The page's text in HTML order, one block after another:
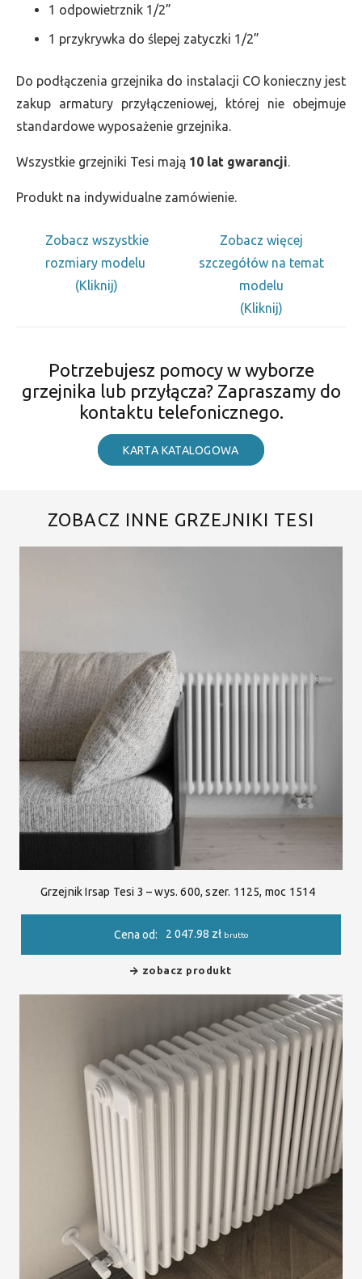
1 odpowietrznik 1/2”
1 przykrywka do ślepej zatyczki 1/2”
Do podłączenia grzejnika do instalacji CO konieczny jest
zakup armatury przyłączeniowej, której nie obejmuje
standardowe wyposażenie grzejnika.
Wszystkie grzejniki Tesi mają 10 lat gwarancji.
Produkt na indywidualne zamówienie.
Zobacz wszystkie
rozmiary modelu
(Kliknij)
Zobacz więcej
szczegółów na temat
modelu
(Kliknij)
Potrzebujesz pomocy w wyborze
grzejnika lub przyłącza? Zapraszamy do
kontaktu telefonicznego.
KARTA KATALOGOWA
ZOBACZ INNE GRZEJNIKI TESI
Grzejnik Irsap Tesi 3 – wys. 600, szer. 1125, moc 1514
Cena od: 2 047.98 zł brutto
zobacz produkt